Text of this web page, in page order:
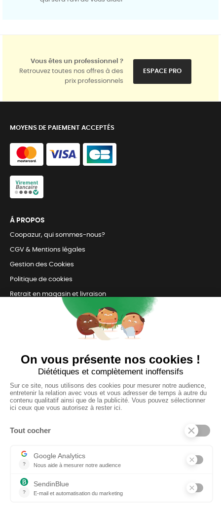
Vous êtes un professionnel ?
Retrouvez toutes nos offres à des
prix professionnels
ESPACE PRO
MOYENS DE PAIEMENT ACCEPTÉS
Á PROPOS
Coopazur, qui sommes-nous?
CGV & Mentions légales
Gestion des Cookies
Politique de cookies
Retrait en magasin et livraison
Nous sommes connectés
pour répondre à tous vos besoins
SUIVEZ-NOUS